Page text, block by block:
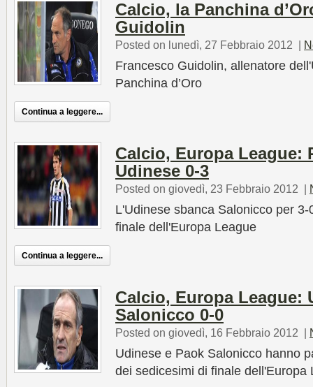
Calcio, la Panchina
Guidolin
Posted on lunedì, 27 Febbraio 2012 |
Francesco Guidolin, allenatore
Panchina d’Oro
Continua a leggere...
Calcio, Europa League:
Udinese 0-3
Posted on giovedì, 23 Febbraio 2012 |
L'Udinese sbanca Salonicco per
finale dell'Europa League
Continua a leggere...
Calcio, Europa League:
Salonicco 0-0
Posted on giovedì, 16 Febbraio 2012 |
Udinese e Paok Salonicco hanno
dei sedicesimi di finale dell'Europa